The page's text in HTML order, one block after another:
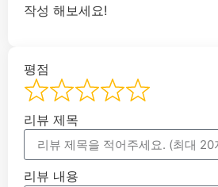
작성 해보세요!
평점
리뷰 제목
리뷰 내용